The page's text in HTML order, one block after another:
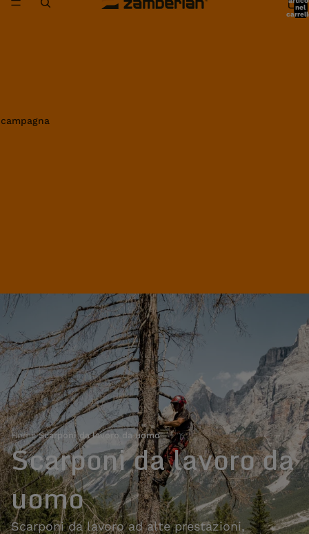
nel
Home›Scarponi da lavoro da uomo
Scarponi da lavoro da
uomo
Scarponi da lavoro ad alte prestazioni,